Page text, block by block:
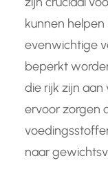
kunnen
evenwichtige
beperkt
die rijk zijn aan
ervoor zorgen
naar